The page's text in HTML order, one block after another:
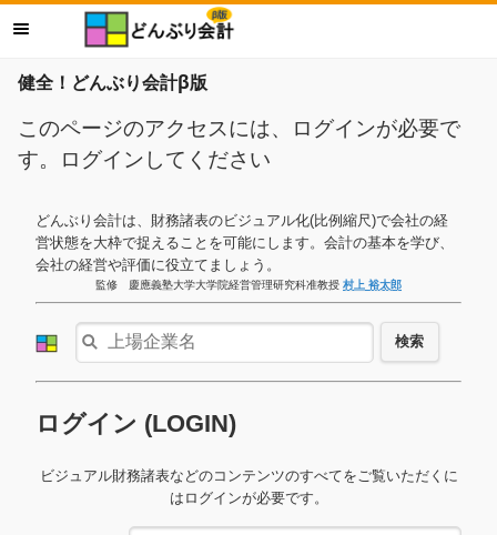
健全！どんぶり会計β版
このページのアクセスには、ログインが必要で
す。ログインしてください
どんぶり会計は、財務諸表のビジュアル化(比例縮尺)で会社の経
営状態を大枠で捉えることを可能にします。会計の基本を学び、
会社の経営や評価に役立てましょう。
監修 慶應義塾大学大学院経営管理研究科准教授 村上 裕太郎
検索
ログイン (LOGIN)
ビジュアル財務諸表などのコンテンツのすべてをご覧いただくに
はログインが必要です。